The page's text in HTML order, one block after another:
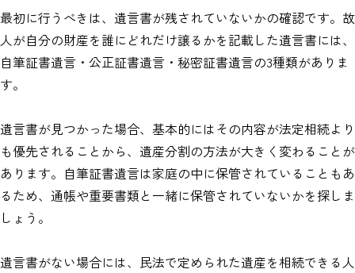
最初に行うべきは、遺言書が残されていないかの確認です。故
人が自分の財産を誰にどれだけ譲るかを記載した遺言書には、
自筆証書遺言・公正証書遺言・秘密証書遺言の3種類がありま
す。
遺言書が見つかった場合、基本的にはその内容が法定相続より
も優先されることから、遺産分割の方法が大きく変わることが
あります。自筆証書遺言は家庭の中に保管されていることもあ
るため、通帳や重要書類と一緒に保管されていないかを探しま
しょう。
遺言書がない場合には、民法で定められた遺産を相続できる人